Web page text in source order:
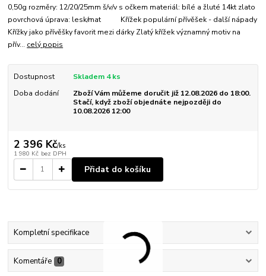
0,50g rozměry: 12/20/25mm š/v/v s očkem materiál: bílé a žluté 14kt zlato
povrchová úprava: lesk/mat Křížek populární přívěšek - další nápady
Křížky jako přívěšky favorit mezi dárky Zlatý křížek významný motiv na
přív... celý popis
Dostupnost
Skladem 4 ks
Doba dodání
Zboží Vám můžeme doručit již 12.08.2026 do 18:00.
Stačí, když zboží objednáte nejpozději do
10.08.2026 12:00
2 396 Kč/ks
1 980 Kč bez DPH
Přidat do košíku
Kompletní specifikace
Komentáře 0